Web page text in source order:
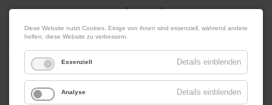
07. August 2026 Impressum|Kontakt|Datenschutz
Werbung
Diese Website nutzt Cookies. Einige von ihnen sind essenziell, während andere
helfen, diese Website zu verbessern.
Essenziell Details einblenden
Analyse Details einblenden